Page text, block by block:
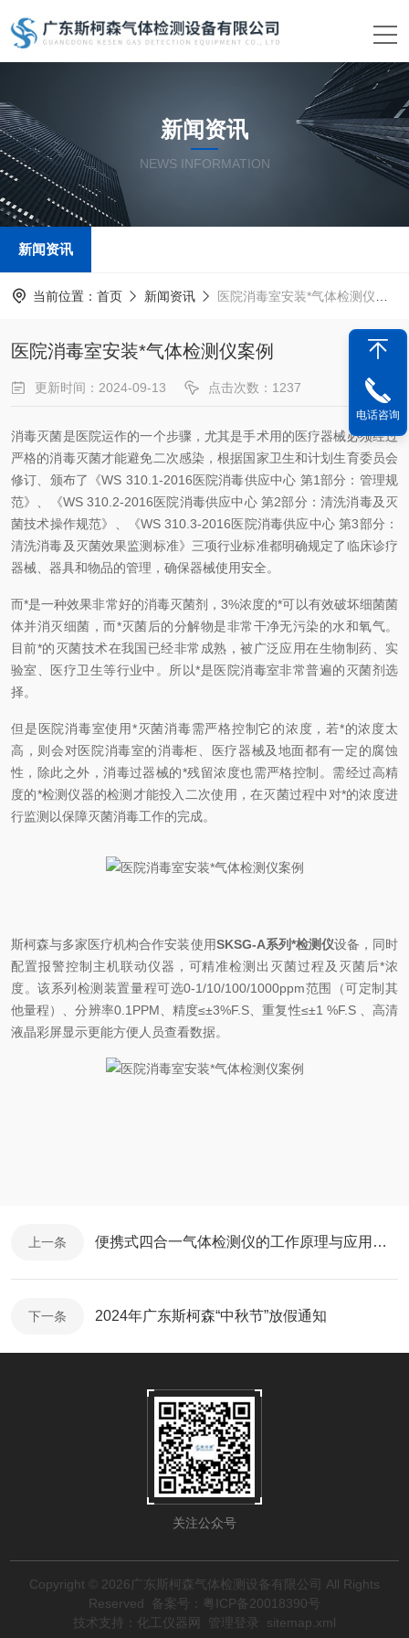
新闻资讯
NEWS INFORMATION
新闻资讯
当前位置： 首页 新闻资讯 医院消毒室安装*气体检测仪案例
医院消毒室安装*气体检测仪案例
更新时间：2024-09-13 点击次数：1237
消毒灭菌是医院运作的一个步骤，尤其是手术用的医疗器械必须经过
严格的消毒灭菌才能避免二次感染，根据国家卫生和计划生育委员会
修订、颁布了《WS 310.1-2016医院消毒供应中心 第1部分：管理规
范》、《WS 310.2-2016医院消毒供应中心 第2部分：清洗消毒及灭
菌技术操作规范》、《WS 310.3-2016医院消毒供应中心 第3部分：
清洗消毒及灭菌效果监测标准》三项行业标准都明确规定了临床诊疗
器械、器具和物品的管理，确保器械使用安全。
而*是一种效果非常好的消毒灭菌剂，3%浓度的*可以有效破坏细菌菌
体并消灭细菌，而*灭菌后的分解物是非常干净无污染的水和氧气。
目前*的灭菌技术在我国已经非常成熟，被广泛应用在生物制药、实
验室、医疗卫生等行业中。所以*是医院消毒室非常普遍的灭菌剂选
择。
但是医院消毒室使用*灭菌消毒需严格控制它的浓度，若*的浓度太
高，则会对医院消毒室的消毒柜、医疗器械及地面都有一定的腐蚀
性，除此之外，消毒过器械的*残留浓度也需严格控制。需经过高精
度的*检测仪器的检测才能投入二次使用，在灭菌过程中对*的浓度进
行监测以保障灭菌消毒工作的完成。
斯柯森与多家医疗机构合作安装使用SKSG-A系列*检测仪设备，同时
配置报警控制主机联动仪器，可精准检测出灭菌过程及灭菌后*浓
度。该系列检测装置量程可选0-1/10/100/1000ppm范围（可定制其
他量程）、分辨率0.1PPM 、精度≤±3%F.S 、重复性≤±1 %F.S
、高清
液晶彩屏显示更能方便人员查看数据。
上一条 便携式四合一气体检测仪的工作原理与应用解析
下一条 2024年广东斯柯森“中秋节”放假通知
关注公众号
Copyright © 2026广东斯柯森气体检测设备有限公司 All Rights
Reserved
备案号：粤ICP备20018390号
技术支持： 化工仪器网 管理登录 sitemap.xml
电话咨询